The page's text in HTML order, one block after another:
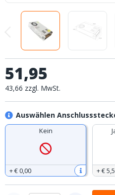
Auswählen
Kein
+€ 0,00 +€ 5,
51,95
43,66 zzgl. MwSt.